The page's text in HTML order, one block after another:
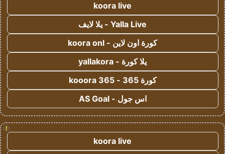
koora live
Yalla Live - يلا لايف
كورة اون لاين - koora onl
يلا كورة - yallakora
كورة 365 - kooora 365
اس جول - AS Goal
!
koora live